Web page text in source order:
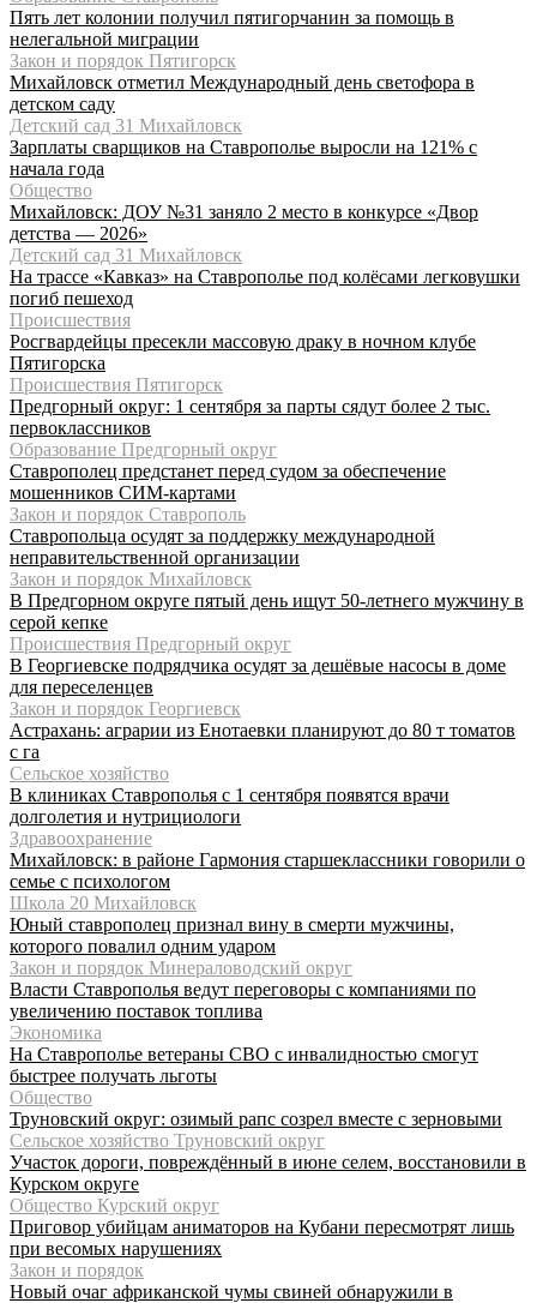
Пять лет колонии получил пятигорчанин за помощь в
нелегальной миграции
Закон и порядок Пятигорск
Михайловск отметил Международный день светофора в
детском саду
Детский сад 31 Михайловск
Зарплаты сварщиков на Ставрополье выросли на 121% с
начала года
Общество
Михайловск: ДОУ №31 заняло 2 место в конкурсе «Двор
детства — 2026»
Детский сад 31 Михайловск
На трассе «Кавказ» на Ставрополье под колёсами легковушки
погиб пешеход
Происшествия
Росгвардейцы пресекли массовую драку в ночном клубе
Пятигорска
Происшествия Пятигорск
Предгорный округ: 1 сентября за парты сядут более 2 тыс.
первоклассников
Образование Предгорный округ
Ставрополец предстанет перед судом за обеспечение
мошенников СИМ-картами
Закон и порядок Ставрополь
Ставропольца осудят за поддержку международной
неправительственной организации
Закон и порядок Михайловск
В Предгорном округе пятый день ищут 50-летнего мужчину в
серой кепке
Происшествия Предгорный округ
В Георгиевске подрядчика осудят за дешёвые насосы в доме
для переселенцев
Закон и порядок Георгиевск
Астрахань: аграрии из Енотаевки планируют до 80 т томатов
с га
Сельское хозяйство
В клиниках Ставрополья с 1 сентября появятся врачи
долголетия и нутрициологи
Здравоохранение
Михайловск: в районе Гармония старшеклассники говорили о
семье с психологом
Школа 20 Михайловск
Юный ставрополец признал вину в смерти мужчины,
которого повалил одним ударом
Закон и порядок Минераловодский округ
Власти Ставрополья ведут переговоры с компаниями по
увеличению поставок топлива
Экономика
На Ставрополье ветераны СВО с инвалидностью смогут
быстрее получать льготы
Общество
Труновский округ: озимый рапс созрел вместе с зерновыми
Сельское хозяйство Труновский округ
Участок дороги, повреждённый в июне селем, восстановили в
Курском округе
Общество Курский округ
Приговор убийцам аниматоров на Кубани пересмотрят лишь
при весомых нарушениях
Закон и порядок
Новый очаг африканской чумы свиней обнаружили в